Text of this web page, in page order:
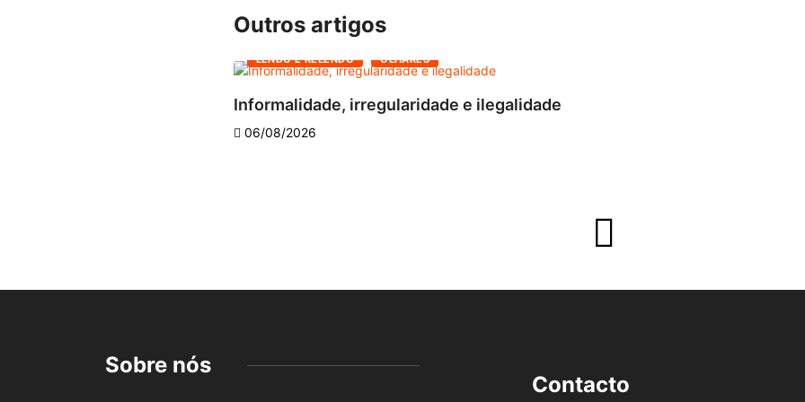
Outros artigos
LENDO E RELENDO OLHARES
Informalidade, irregularidade e ilegalidade
06/08/2026
Sobre nós
Contacto